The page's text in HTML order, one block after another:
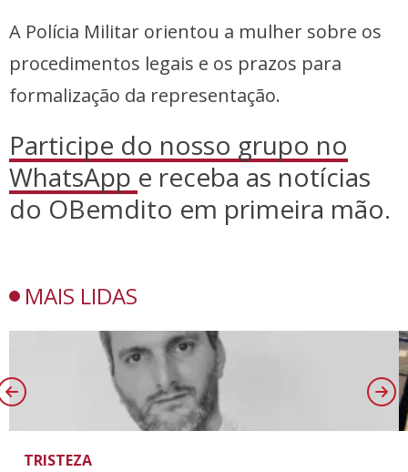
A Polícia Militar orientou a mulher sobre os
procedimentos legais e os prazos para
formalização da representação.
Participe do nosso grupo no
WhatsApp e receba as notícias
do OBemdito em primeira mão.
MAIS LIDAS
TRISTEZA